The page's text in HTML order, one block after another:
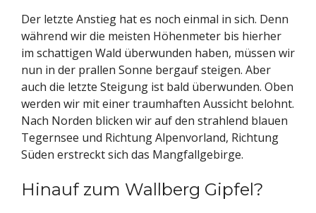
Der letzte Anstieg hat es noch einmal in sich. Denn
während wir die meisten Höhenmeter bis hierher
im schattigen Wald überwunden haben, müssen wir
nun in der prallen Sonne bergauf steigen. Aber
auch die letzte Steigung ist bald überwunden. Oben
werden wir mit einer traumhaften Aussicht belohnt.
Nach Norden blicken wir auf den strahlend blauen
Tegernsee und Richtung Alpenvorland, Richtung
Süden erstreckt sich das Mangfallgebirge.
Hinauf zum Wallberg Gipfel?